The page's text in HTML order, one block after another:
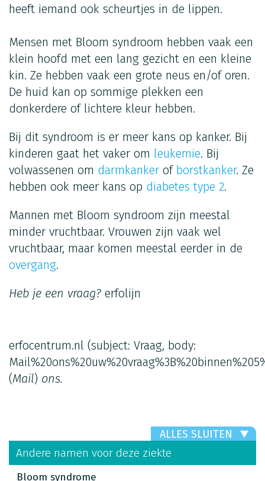
heeft iemand ook scheurtjes in de lippen.
Mensen met Bloom syndroom hebben vaak een
klein hoofd met een lang gezicht en een kleine
kin. Ze hebben vaak een grote neus en/of oren.
De huid kan op sommige plekken een
donkerdere of lichtere kleur hebben.
Bij dit syndroom is er meer kans op kanker. Bij
kinderen gaat het vaker om leukemie. Bij
volwassenen om darmkanker of borstkanker. Ze
hebben ook meer kans op diabetes type 2.
Mannen met Bloom syndroom zijn meestal
minder vruchtbaar. Vrouwen zijn vaak wel
vruchtbaar, maar komen meestal eerder in de
overgang.
Heb je een vraag? erfolijn
erfocentrum.nl (subject: Vraag, body:
(Mail) ons.
ALLES SLUITEN
Andere namen voor deze ziekte
Bloom syndrome